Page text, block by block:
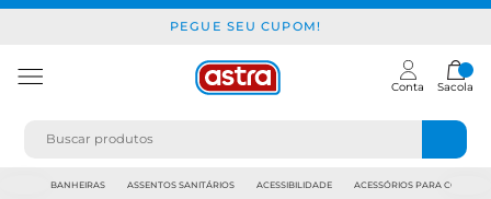
PEGUE SEU CUPOM!
Conta Sacola
BANHEIRAS ASSENTOS SANITÁRIOS ACESSIBILIDADE ACESSÓRIOS PARA